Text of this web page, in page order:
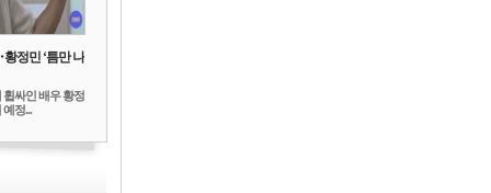
정민 ‘틈만 나
싸인 배우 황정
정...